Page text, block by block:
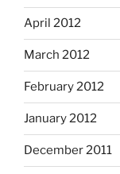
April 2012
March 2012
February 2012
January 2012
December 2011